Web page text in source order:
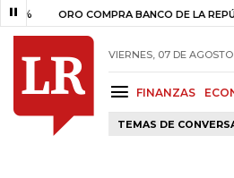
ORO COMPRA BANCO DE LA REPÚBLICA
VIERNES, 07 DE
FINANZAS
TEMAS DE